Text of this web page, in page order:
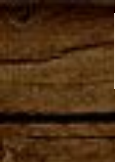
Ga
direct
hoofdinhoud